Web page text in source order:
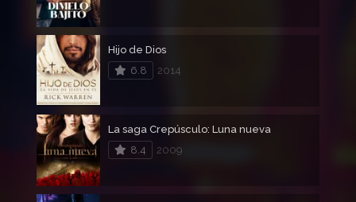
Hijo de Dios
6.8
2014
La saga Crepúsculo: Luna nueva
8.4
2009